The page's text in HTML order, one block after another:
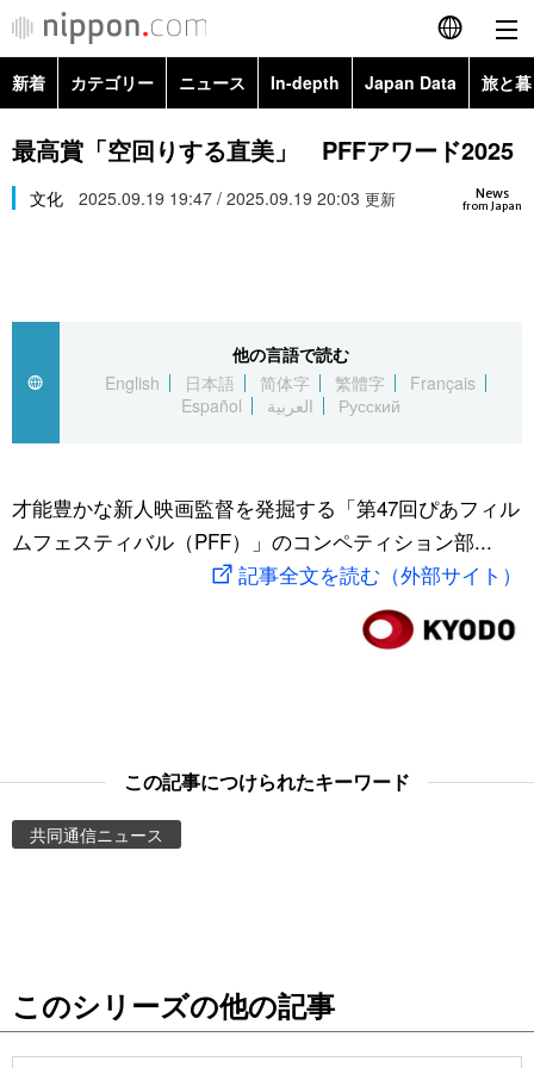
English
简体字
繁體字
العربية
社会
スポーツ・東京2020
旅と暮らし
Images
新着 カテゴリー ニュース In-depth Japan Data 旅と
政治・外交
経済・ビジネス
社会
文化
科学・技術
暮らし
Topics
Images
お知らせ
最高賞「空回りする直美」 PFFアワード2025
News
from Japan
文化 2025.09.19 19:47 / 2025.09.19 20:03 更新
他の言語で読む
English
日本語 简体字 繁體字
Français
Español
العربية Русский
才能豊かな新人映画監督を発掘する「第47回ぴあフィル
ムフェスティバル（PFF）」のコンペティション部...
記事全文を読む（外部サイト）
この記事につけられたキーワード
共同通信ニュース
このシリーズの他の記事